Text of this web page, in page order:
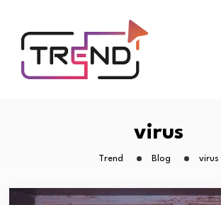
virus
Trend Blog virus